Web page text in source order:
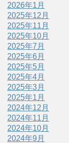
2026年1月
2025年12月
2025年11月
2025年10月
2025年7月
2025年6月
2025年5月
2025年4月
2025年3月
2025年1月
2024年12月
2024年11月
2024年10月
2024年9月